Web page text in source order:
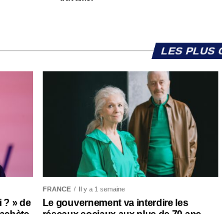
LES PLUS
? » de
FRANCE Il y a 1 semaine
Le gouvernement va interdire les